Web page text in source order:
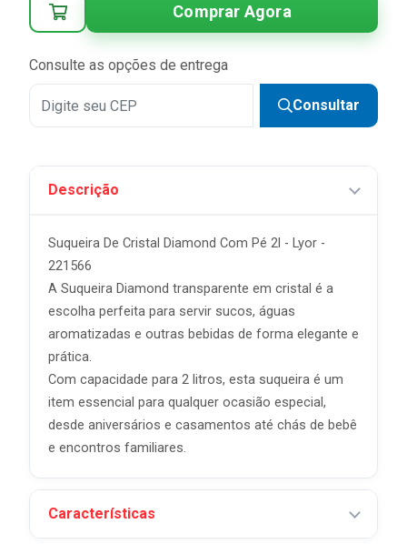
Comprar Agora
Consulte as opções de entrega
Consultar
Descrição
Suqueira De Cristal Diamond Com Pé 2l - Lyor -
221566
A Suqueira Diamond transparente em cristal é a
escolha perfeita para servir sucos, águas
aromatizadas e outras bebidas de forma elegante e
prática.
Com capacidade para 2 litros, esta suqueira é um
item essencial para qualquer ocasião especial,
desde aniversários e casamentos até chás de bebê
e encontros familiares.
Características